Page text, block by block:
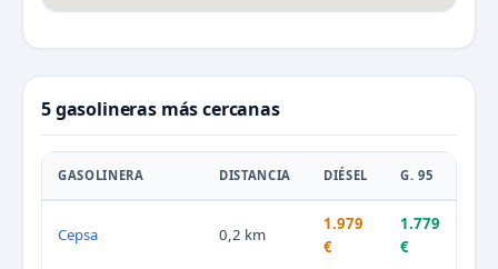
5 gasolineras más cercanas
GASOLINERA DISTANCIA DIÉSEL G. 95
Cepsa 0,2 km
1.979
€
1.779
€